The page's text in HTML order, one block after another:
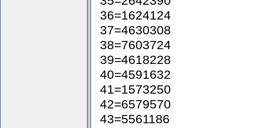
36=1624124
37=4630308
38=7603724
39=4618228
40=4591632
41=1573250
42=6579570
43=5561186